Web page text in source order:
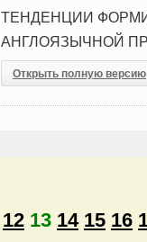
ТЕНДЕНЦИИ
АНГЛОЯЗЫЧНОЙ
Открыть полную версию
12 13 14 15 16